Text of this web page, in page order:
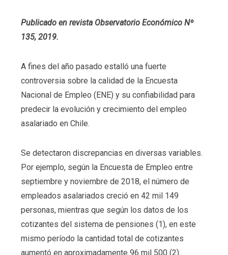
Publicado en revista Observatorio Económico Nº
135, 2019.
A fines del año pasado estalló una fuerte
controversia sobre la calidad de la Encuesta
Nacional de Empleo (ENE) y su confiabilidad para
predecir la evolución y crecimiento del empleo
asalariado en Chile.
Se detectaron discrepancias en diversas variables.
Por ejemplo, según la Encuesta de Empleo entre
septiembre y noviembre de 2018, el número de
empleados asalariados creció en 42 mil 149
personas, mientras que según los datos de los
cotizantes del sistema de pensiones (1), en este
mismo período la cantidad total de cotizantes
aumentó en aproximadamente 96 mil 500 (2).